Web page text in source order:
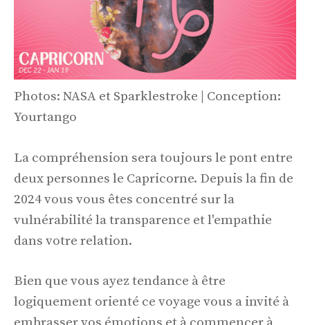
Photos: NASA et Sparklestroke | Conception:
Yourtango
La compréhension sera toujours le pont entre
deux personnes le Capricorne. Depuis la fin de
2024 vous vous êtes concentré sur la
vulnérabilité la transparence et l'empathie
dans votre relation.
Bien que vous ayez tendance à être
logiquement orienté ce voyage vous a invité à